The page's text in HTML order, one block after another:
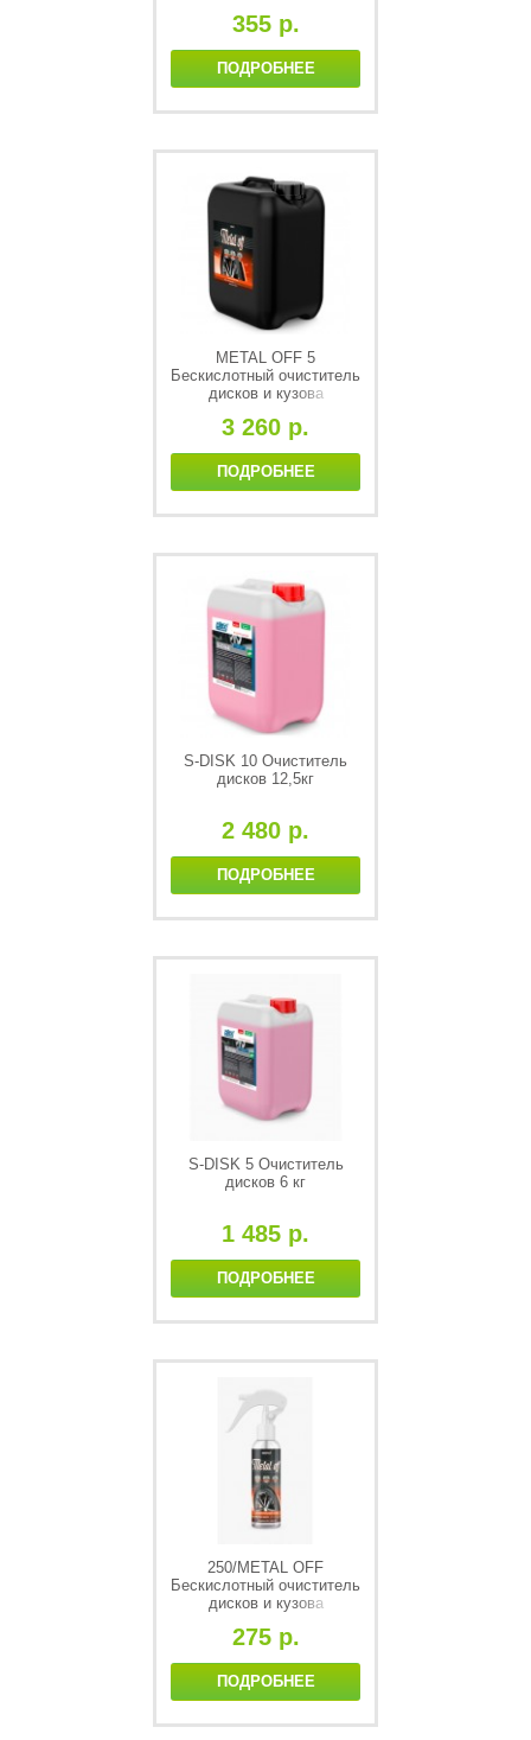
индикатором (500 мл)
355 р.
ПОДРОБНЕЕ
METAL OFF 5
Бескислотный очиститель
дисков и кузова
индикатором 5 л. PLEX
3 260 р.
ПОДРОБНЕЕ
S-DISK 10 Очиститель
дисков 12,5кг
2 480 р.
ПОДРОБНЕЕ
S-DISK 5 Очиститель
дисков 6 кг
1 485 р.
ПОДРОБНЕЕ
250/METAL OFF
Бескислотный очиститель
дисков и кузова
индикатором (триггер 250
275 р.
ПОДРОБНЕЕ